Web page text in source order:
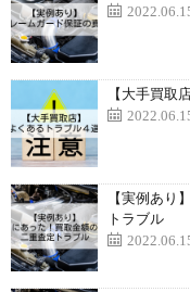
【大手買取
【実例あり
トラブル